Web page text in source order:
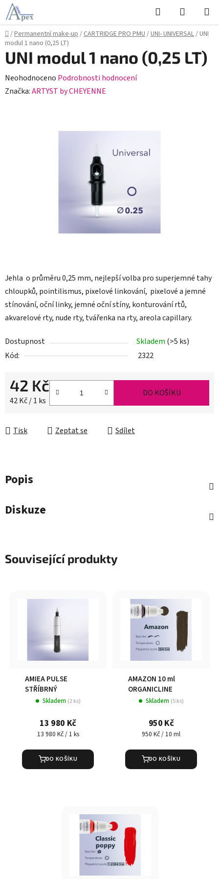
Přejít
na
obsah
Hledat
KOŠÍK
Domů
/Permanentní make-up/CARTRIDGE PRO PMU/UNI- UNIVERSAL/UNI
modul 1 nano (0,25 LT)
Jehla o průměru 0,25 mm, nejlepší volba pro superjemné tahy
chloupků, pointilismus, pixelové linkování, pixelové a jemné
stínování, oční linky, jemné oční stíny, konturování rtů,
akvarelové rty, nude rty, tvářenka na rty, areola capillary.
Dostupnost Skladem (>5 ks)
Kód:
2322
42 Kč
Měrná cena:
42 Kč / 1 ks
DO KOŠÍKU
Tisk Zeptat se Sdílet
UNI modul 1 nano (0,25 LT)
Průměrné
hodnocení
Neohodnoceno Podrobnosti hodnocení
Značka:ARTYST by CHEYENNE
Popis
Diskuze
Související produkty
AMIEA PULSE
STŘÍBRNÝ
Skladem (2 ks)
13 980 Kč
Měrná
13 980 Kč / 1 ks
DO KOŠÍKU
AMAZON 10 ml
ORGANICLINE
Skladem (5 ks)
950 Kč
Měrná
950 Kč / 10 ml
DO KOŠÍKU